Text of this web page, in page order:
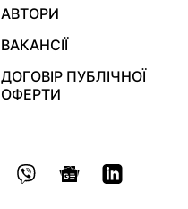
АВТОРИ
ВАКАНСІЇ
ДОГОВІР ПУБЛІЧНОЇ
ОФЕРТИ